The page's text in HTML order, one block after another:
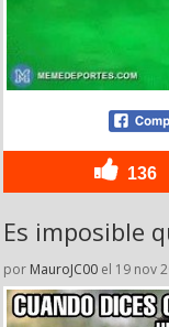
136
Es imposible
por MauroJC00 el 19 nov